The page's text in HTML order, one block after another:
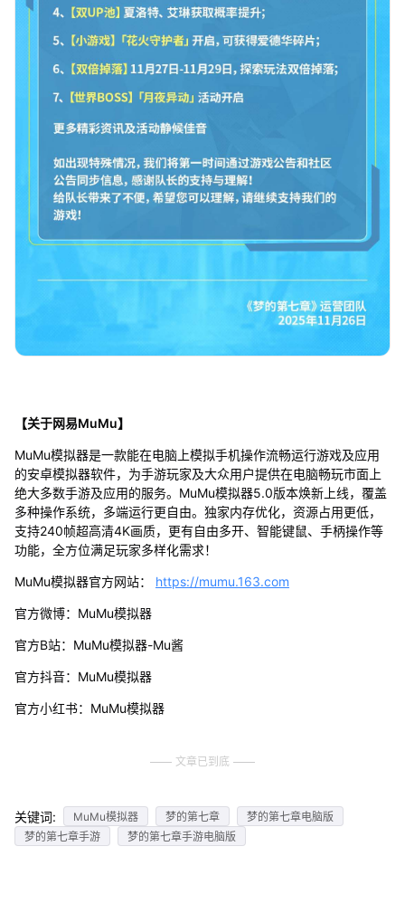
【关于网易MuMu】
MuMu模拟器是一款能在电脑上模拟手机操作流畅运行游戏及应用
的安卓模拟器软件，为手游玩家及大众用户提供在电脑畅玩市面上
绝大多数手游及应用的服务。MuMu模拟器5.0版本焕新上线，覆盖
多种操作系统，多端运行更自由。独家内存优化，资源占用更低，
支持240帧超高清4K画质，更有自由多开、智能键鼠、手柄操作等
功能，全方位满足玩家多样化需求！
MuMu模拟器官方网站： https://mumu.163.com
官方微博：MuMu模拟器
官方B站：MuMu模拟器-Mu酱
官方抖音：MuMu模拟器
官方小红书：MuMu模拟器
文章已到底
关键词: MuMu模拟器 梦的第七章
梦的第七章电脑版
梦的第七章手游
梦的第七章手游电脑版